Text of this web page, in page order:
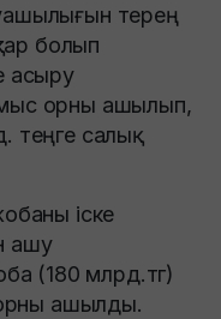
терең
болып
асыру
орны ашылып,
салық
іске
ашу
(180 млрд.тг)
ашылды.